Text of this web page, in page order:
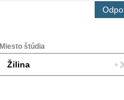
Miesto štúdia